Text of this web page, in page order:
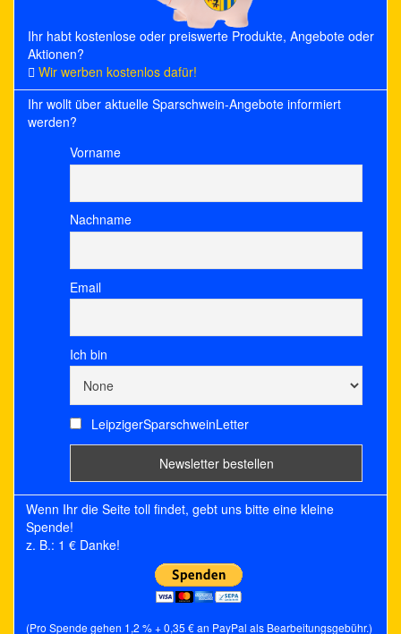
Ihr habt kostenlose oder preiswerte Produkte, Angebote oder
Aktionen?
Wir werben kostenlos dafür!
Ihr wollt über aktuelle Sparschwein-Angebote informiert
werden?
Vorname
Nachname
Email
Ich bin
LeipzigerSparschweinLetter
Wenn Ihr die Seite toll findet, gebt uns bitte eine kleine
Spende!
z. B.: 1 € Danke!
(Pro Spende gehen 1,2 % + 0,35 € an PayPal als Bearbeitungsgebühr.)